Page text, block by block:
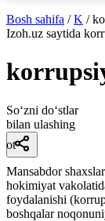
Bosh sahifa / K /
Izoh.uz saytida
So‘zni do‘stlar
bilan ulashing
ot
Mansabdor
hokimiyat
foydalanishi
boshqalar